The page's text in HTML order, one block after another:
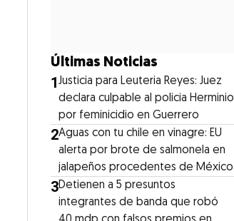
Últimas Noticias
1Justicia para Leuteria Reyes: Juez
declara culpable al policia Herminio
por feminicidio en Guerrero
2Aguas con tu chile en vinagre: EU
alerta por brote de salmonela en
jalapeños procedentes de México
3Detienen a 5 presuntos
integrantes de banda que robó